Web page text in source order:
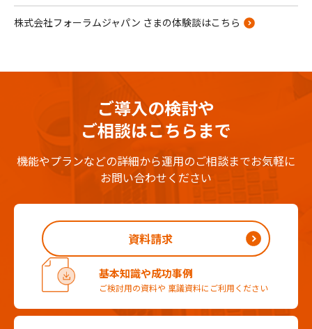
株式会社フォーラムジャパン さまの体験談はこちら
ご導入の検討や
ご相談はこちらまで
機能やプランなどの詳細から運用のご相談までお気軽に
お問い合わせください
資料請求
基本知識や成功事例
ご検討用の資料や 稟議資料にご利用ください